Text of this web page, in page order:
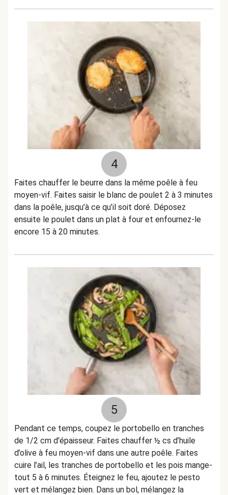
4
Faites chauffer le beurre dans la même poêle à feu
moyen-vif. Faites saisir le blanc de poulet 2 à 3 minutes
dans la poêle, jusqu’à ce qu’il soit doré. Déposez
ensuite le poulet dans un plat à four et enfournez-le
encore 15 à 20 minutes.
5
Pendant ce temps, coupez le portobello en tranches
de 1/2 cm d'épaisseur. Faites chauffer ½ cs d’huile
d’olive à feu moyen-vif dans une autre poêle. Faites
cuire l’ail, les tranches de portobello et les pois mange-
tout 5 à 6 minutes. Éteignez le feu, ajoutez le pesto
vert et mélangez bien. Dans un bol, mélangez la